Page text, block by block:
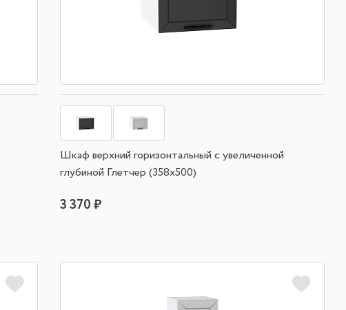
Шкаф верхний горизонтальный с увеличенной
глубиной Глетчер (358х500)
3 370 ₽